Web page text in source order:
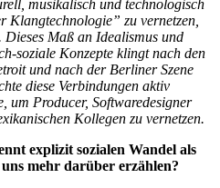
musikalisch und technologisch
Klangtechnologie” zu vernetzen,
Dieses Maß an Idealismus und
soziale Konzepte klingt nach den
und nach der Berliner Szene
diese Verbindungen aktiv
um Producer, Softwaredesigner
Kollegen zu vernetzen.
explizit sozialen Wandel als
mehr darüber erzählen?